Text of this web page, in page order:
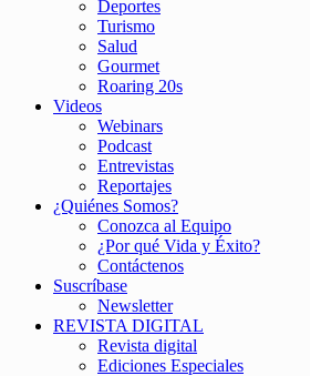
Deportes
Turismo
Salud
Gourmet
Roaring 20s
Videos
Webinars
Podcast
Entrevistas
Reportajes
¿Quiénes Somos?
Conozca al Equipo
¿Por qué Vida y Éxito?
Contáctenos
Suscríbase
Newsletter
REVISTA DIGITAL
Revista digital
Ediciones Especiales